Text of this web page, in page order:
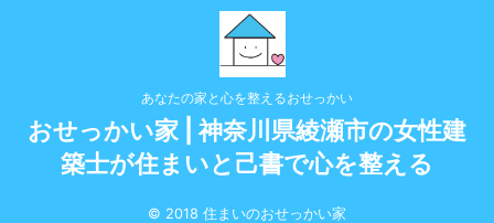
あなたの家と心を整えるおせっかい
おせっかい家 | 神奈川県綾瀬市の女性建
築士が住まいと己書で心を整える
© 2018 住まいのおせっかい家